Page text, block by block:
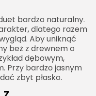
bardzo naturalny.
dlatego razem
Aby uniknąć
beż z drewnem o
dębowym,
Przy bardzo jasnym
zbyt płasko.